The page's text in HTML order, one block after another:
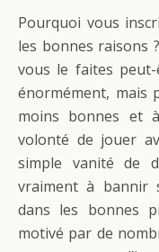
Pourquoi vous
les bonnes raisons
vous le faites
énormément, mais
moins bonnes et
volonté de jouer
simple vanité de
vraiment à bannir
dans les bonnes
motivé par de